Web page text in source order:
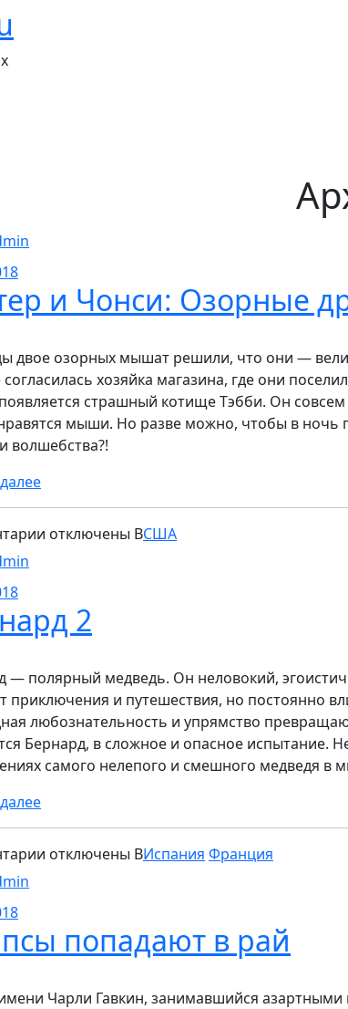
и Чонси: Озорные
двое озорных мышат решили, что они —
хозяйка магазина, где они
страшный котище Тэбби. Он
мыши. Но разве можно, чтобы в ночь
волшебства?!
к
Чонси:
Озорные
отключены ВСША
2
— полярный медведь. Он неловокий,
приключения и путешествия, но постоянно
любознательность и упрямство
Бернард, в сложное и опасное испытание.
самого нелепого и смешного медведя в
котключены ВИспания Франция
попадают в рай
Чарли Гавкин, занимавшийся азартными